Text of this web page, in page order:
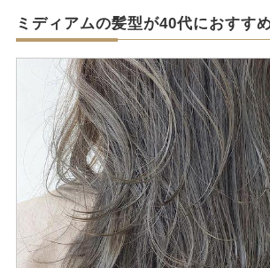
ミディアムの髪型が40代におすす